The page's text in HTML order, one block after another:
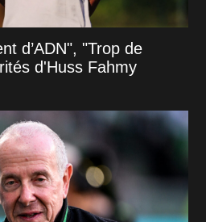
d’ADN", "Trop de
d'Huss Fahmy